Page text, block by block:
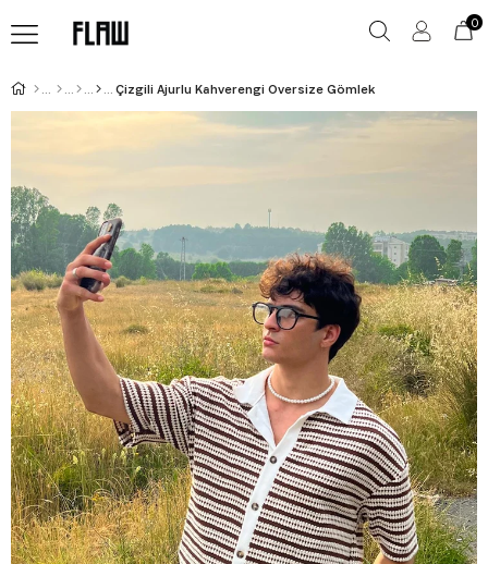
0
Çizgili Ajurlu Kahverengi Oversize Gömlek